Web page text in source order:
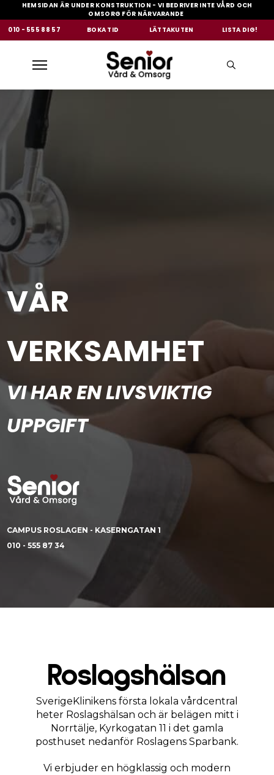
HEMSIDAN ÄR UNDER KONSTRUKTION - VI BEDRIVER INTE VÅRD OCH
OMSORG FÖR NÄRVARANDE
010 - 555 88 57
BOKA TID LÄTTAKUTEN LISTA DIG!
VÅR
VERKSAMHET
VI HAR EN LIVSVIKTIG
UPPGIFT
CAMPUS ROSLAGEN - KASERNGATAN 1
010 - 555 87 34
Roslagshälsan
SverigeKlinikens första lokala vårdcentral
heter Roslagshälsan och är belägen mitt i
Norrtälje, Kyrkogatan 11 i det gamla
posthuset nedanför Roslagens Sparbank.
Vi erbjuder en högklassig och modern